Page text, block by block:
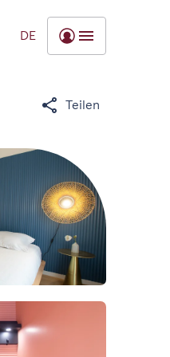
DE
Teilen